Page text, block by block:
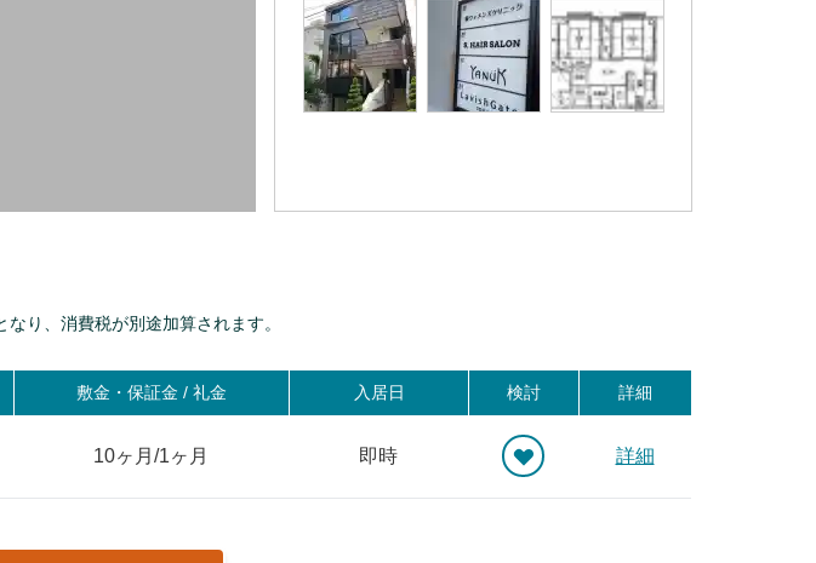
り、消費税が別途加算されます。
敷金・保証金 / 礼金 入居日 検討 詳細
10ヶ月/1ヶ月 即時 詳細